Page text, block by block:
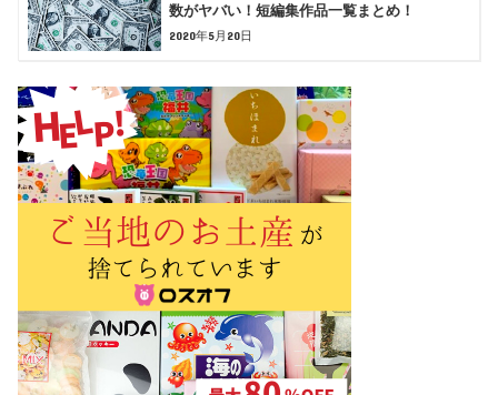
数がヤバい！短編集作品一覧まとめ！
2020年5月20日